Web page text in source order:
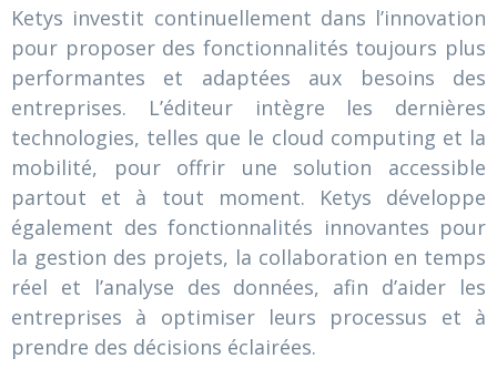
Ketys investit continuellement dans l’innovation
pour proposer des fonctionnalités toujours plus
performantes et adaptées aux besoins des
entreprises. L’éditeur intègre les dernières
technologies, telles que le cloud computing et la
mobilité, pour offrir une solution accessible
partout et à tout moment. Ketys développe
également des fonctionnalités innovantes pour
la gestion des projets, la collaboration en temps
réel et l’analyse des données, afin d’aider les
entreprises à optimiser leurs processus et à
prendre des décisions éclairées.